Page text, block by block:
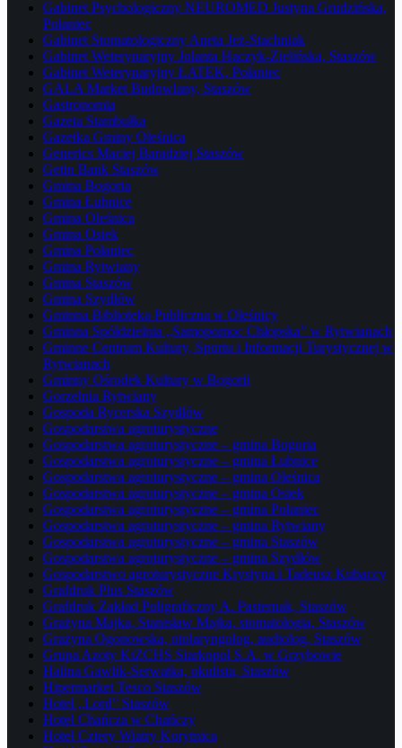
Gabinet Psychologiczny NEUROMED Justyna Grudzińska,
Połaniec
Gabinet Stomatologiczny Aneta Jeż-Stachniak
Gabinet Weterynaryjny Jolanta Haczyk-Zielińska, Staszów
Gabinet Weterynaryjny ŁATEK, Połaniec
GALA Market Budowlany, Staszów
Gastronomia
Gazeta Stambułka
Gazetka Gminy Oleśnica
Generics Maciej Baradziej Staszów
Getin Bank Staszów
Gmina Bogoria
Gmina Łubnice
Gmina Oleśnica
Gmina Osiek
Gmina Połaniec
Gmina Rytwiany
Gmina Staszów
Gmina Szydłów
Gminna Biblioteka Publiczna w Oleśnicy
Gminna Spółdzielnia „Samopomoc Chłopska” w Rytwianach
Gminne Centrum Kultury, Sportu i Informacji Turystycznej w
Rytwianach
Gminny Ośrodek Kultury w Bogorii
Gorzelnia Rytwiany
Gospoda Rycerska Szydłów
Gospodarstwa agroturystyczne
Gospodarstwa agroturystyczne – gmina Bogoria
Gospodarstwa agroturystyczne – gmina Łubnice
Gospodarstwa agroturystyczne – gmina Oleśnica
Gospodarstwa agroturystyczne – gmina Osiek
Gospodarstwa agroturystyczne – gmina Połaniec
Gospodarstwa agroturystyczne – gmina Rytwiany
Gospodarstwa agroturystyczne – gmina Staszów
Gospodarstwa agroturystyczne – gmina Szydłów
Gospodarstwo agroturystyczne Krystyna i Tadeusz Kubaccy
Grafdruk Plus Staszów
Grafdruk Zakład Poligraficzny A. Pasternak, Staszów
Grażyna Majka, Stanisław Majka, stomatologia, Staszów
Grażyna Ogonowska, otolaryngolog, audiolog, Staszów
Grupa Azoty KiZCHS Siarkopol S.A. w Grzybowie
Halina Gawlik-Serwatka, okulista, Staszów
Hipermarket Tesco Staszów
Hotel „Lord” Staszów
Hotel Chańcza w Chańczy
Hotel Cztery Wiatry Korytnica